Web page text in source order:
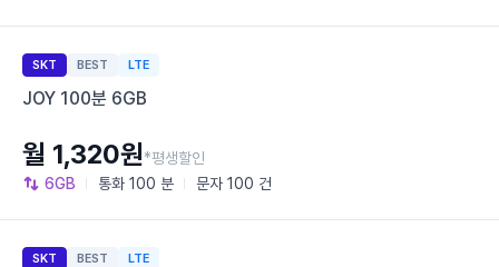
SKT BEST LTE
JOY 100분 6GB
6GB 통화 100 분 문자 100 건
월 1,320원*평생할인
SKT BEST LTE